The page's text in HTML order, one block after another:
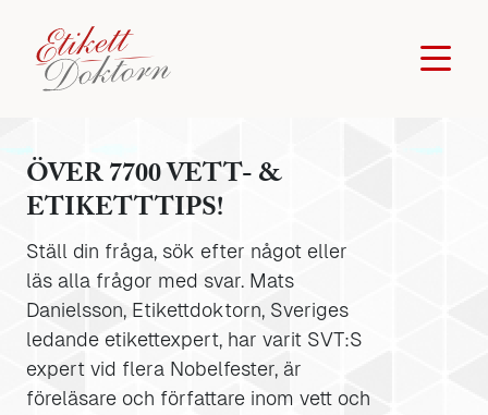
ÖVER 7700 VETT- &
ETIKETTTIPS!
Ställ din fråga, sök efter något eller
läs alla frågor med svar. Mats
Danielsson, Etikettdoktorn, Sveriges
ledande etikettexpert, har varit SVT:S
expert vid flera Nobelfester, är
föreläsare och författare inom vett och